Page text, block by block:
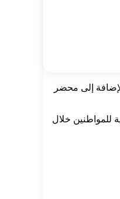
بالإضافة إلى محضر
للمواطنين خلال